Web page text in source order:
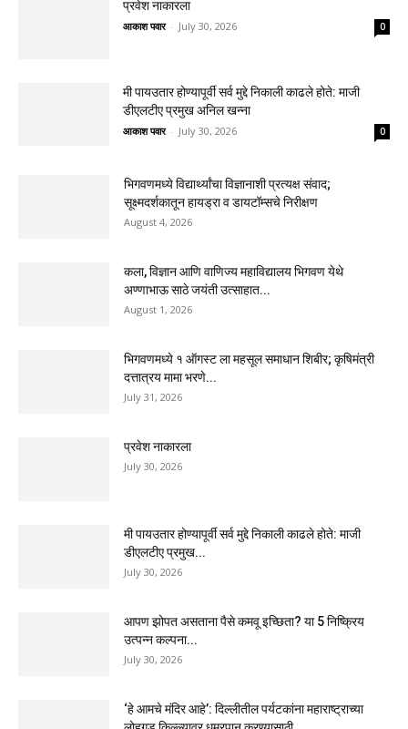
प्रवेश नाकारला
आकाश पवार - July 30, 2026 0
मी पायउतार होण्यापूर्वी सर्व मुद्दे निकाली काढले होते: माजी
डीएलटीए प्रमुख अनिल खन्ना
आकाश पवार - July 30, 2026 0
भिगवणमध्ये विद्यार्थ्यांचा विज्ञानाशी प्रत्यक्ष संवाद;
सूक्ष्मदर्शकातून हायड्रा व डायटॉम्सचे निरीक्षण
August 4, 2026
कला, विज्ञान आणि वाणिज्य महाविद्यालय भिगवण येथे
अण्णाभाऊ साठे जयंती उत्साहात...
August 1, 2026
भिगवणमध्ये १ ऑगस्ट ला महसूल समाधान शिबीर; कृषिमंत्री
दत्तात्रय मामा भरणे...
July 31, 2026
प्रवेश नाकारला
July 30, 2026
मी पायउतार होण्यापूर्वी सर्व मुद्दे निकाली काढले होते: माजी
डीएलटीए प्रमुख...
July 30, 2026
आपण झोपत असताना पैसे कमवू इच्छिता? या 5 निष्क्रिय
उत्पन्न कल्पना...
July 30, 2026
‘हे आमचे मंदिर आहे’: दिल्लीतील पर्यटकांना महाराष्ट्राच्या